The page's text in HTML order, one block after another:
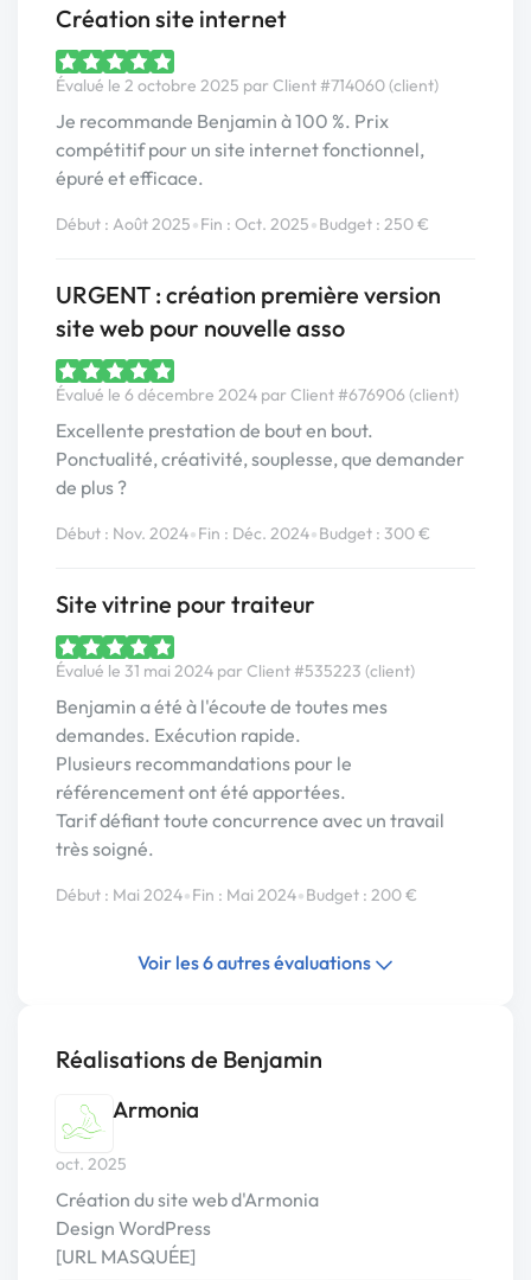
Création site internet
Évalué le 2 octobre 2025 par Client #714060 (client)
Je recommande Benjamin à 100 %. Prix
compétitif pour un site internet fonctionnel,
épuré et efficace.
Début : Août 2025•Fin : Oct. 2025•Budget : 250 €
URGENT : création première version
site web pour nouvelle asso
Évalué le 6 décembre 2024 par Client #676906 (client)
Excellente prestation de bout en bout.
Ponctualité, créativité, souplesse, que demander
de plus ?
Début : Nov. 2024•Fin : Déc. 2024•Budget : 300 €
Site vitrine pour traiteur
Évalué le 31 mai 2024 par Client #535223 (client)
Benjamin a été à l'écoute de toutes mes
demandes. Exécution rapide.
Plusieurs recommandations pour le
référencement ont été apportées.
Tarif défiant toute concurrence avec un travail
très soigné.
Début : Mai 2024•Fin : Mai 2024•Budget : 200 €
Voir les 6 autres évaluations
Réalisations de Benjamin
Armonia
oct. 2025
Création du site web d'Armonia
Design WordPress
[URL MASQUÉE]